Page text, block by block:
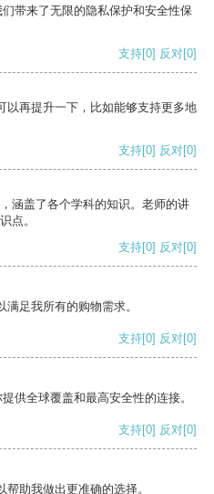
带来了无限的隐私保护和安全性保
支持[0] 反对[0]
以再提升一下，比如能够支持更多地
支持[0] 反对[0]
涵盖了各个学科的知识。老师的讲
点。
支持[0] 反对[0]
足我所有的购物需求。
支持[0] 反对[0]
供全球覆盖和最高安全性的连接。
支持[0] 反对[0]
助我做出更准确的选择。